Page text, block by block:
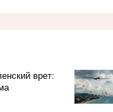
врет: